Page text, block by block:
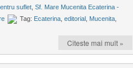
suflet Sf. Mare Mucenita Ecaterina -
Tag: Ecaterina editorial Mucenita
Citeste mai mult »